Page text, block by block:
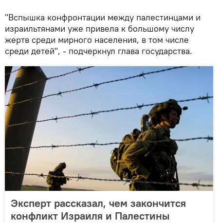
"Вспышка конфронтации между палестинцами и
израильтянами уже привела к большому числу
жертв среди мирного населения, в том числе
среди детей", - подчеркнул глава государства.
Эксперт рассказал, чем закончится
конфликт Израиля и Палестины